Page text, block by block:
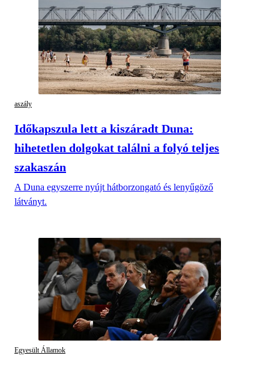
aszály
Időkapszula lett a kiszáradt Duna:
hihetetlen dolgokat találni a folyó teljes
szakaszán
A Duna egyszerre nyújt hátborzongató és lenyűgöző
látványt.
Egyesült Államok